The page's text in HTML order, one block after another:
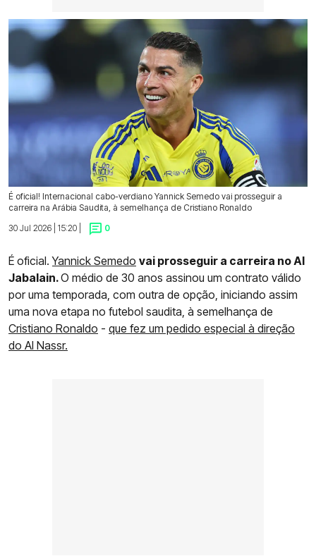
É oficial! Internacional cabo-verdiano Yannick Semedo vai prosseguir a
carreira na Arábia Saudita, à semelhança de Cristiano Ronaldo
30 Jul 2026 | 15:20 |
0
É oficial.Yannick Semedo vai prosseguir a carreira no Al
Jabalain.O médio de 30 anos assinou um contrato válido
por uma temporada, com outra de opção, iniciando assim
uma nova etapa no futebol saudita, à semelhança de
Cristiano Ronaldo - que fez um pedido especial à direção
do Al Nassr.